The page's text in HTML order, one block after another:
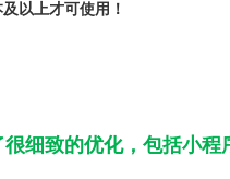
以上才可使用！
细致的优化，包括小程